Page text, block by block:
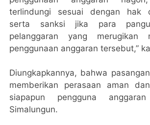
terlindungi sesuai dengan hak
serta sanksi jika para
pelanggaran yang merugikan
penggunaan anggaran tersebut,”
Diungkapkannya, bahwa
memberikan perasaan aman
siapapun pengguna
Simalungun.